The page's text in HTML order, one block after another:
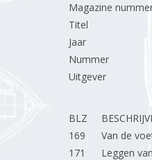
Magazine
Titel
Jaar
Nummer
Uitgever
BLZ
169
Van de
171
Leggen